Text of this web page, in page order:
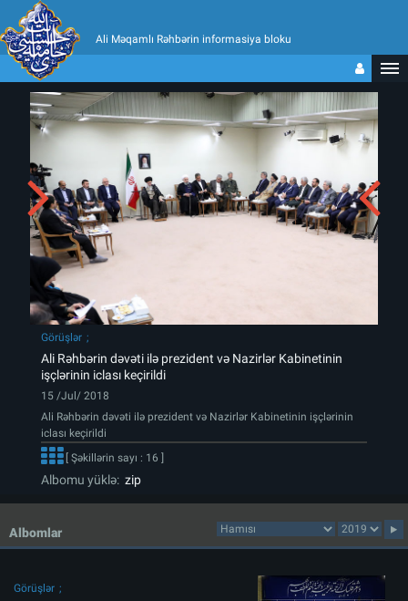
Ali Məqamlı Rəhbərin informasiya bloku
Görüşlər
Ali Rəhbərin dəvəti ilə prezident və Nazirlər Kabinetinin
işçlərinin iclası keçirildi
15 /Jul/ 2018
Ali Rəhbərin dəvəti ilə prezident və Nazirlər Kabinetinin işçlərinin
iclası keçirildi
[ Şəkillərin sayı : 16 ]
Albomu yüklə: zip
Albomlar
Görüşlər